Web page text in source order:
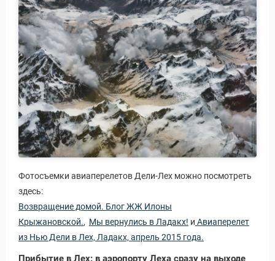
Фотосъемки авиаперелетов Дели-Лех можно посмотреть
здесь:
Возвращение домой. Блог ЖЖ Илоны
Крыжановской., Мы вернулись в Ладакх! и Авиаперелет
из Нью Дели в Лех, Ладакх, апрель 2015 года.
Прибытие в Лех: в аэропорту Леха сразу на выходе